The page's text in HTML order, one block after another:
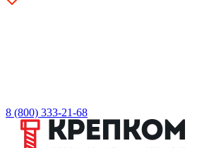
8 (800) 333-21-68